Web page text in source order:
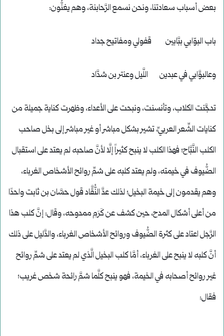
بعض أسباب سعادتنا، ونحن نسمع الرَّحابنة، وهم يغنُّون:
باب البوّابي ببَّابين قفولي ومفاتيح جداد
وعالبوَّابي في عبدين اللَّيل وعنتر بن شدَّاد
تدجَّنت الكلاب، وتأنسنت، ونبحت على الأعداء، وظهرت كناية جميلة من
كنايات الشِّعر العربيِّ، تشير بشكل مباشر أو غير مباشر إلى بخل صاحب
الكلب النَّبَّاح؛ فهذا الكلب لا ينبح كثيراً إلَّا لأنَّ صاحبه لم يعتد على استقبال
الضُّيوف في خيمته، ولم يعتد كلبه على شمِّ روائح الأشخاص الغرباء،
وهم يقدمون إلى خيمة البخيل؛ لذلك عدَّ النُّقَّاد قول حسَّان بن ثابت واحدًا
من أعلى أشكال المدح، حين كشف عن كَرَمِ ممدوحه، وقال: إنَّ كلب هذا
الرَّجل اعتاد على كثرة الضُّيوف وروائح الأشخاص الغرباء، والدَّليل على ذلك
أنَّ كلبه لا ينبح على الغرباء، أمَّا كلب البخيل الَّذي لم يعتد على شمِّ روائح
غير روائح أصحابه في الخيمة، فهو ينبح كلَّما شمَّ رائحة شخص غريب؛
فقال: